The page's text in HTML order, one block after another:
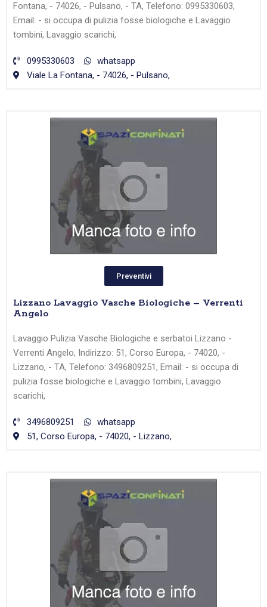
Fontana, - 74026, - Pulsano, - TA, Telefono: 0995330603,
Email: - si occupa di pulizia fosse biologiche e Lavaggio
tombini, Lavaggio scarichi,
0995330603
whatsapp
Viale La Fontana, - 74026, - Pulsano,
Preventivi
Lizzano Lavaggio Vasche Biologiche – Verrenti
Angelo
Lavaggio Pulizia Vasche Biologiche e serbatoi Lizzano -
Verrenti Angelo, Indirizzo: 51, Corso Europa, - 74020, -
Lizzano, - TA, Telefono: 3496809251, Email: - si occupa di
pulizia fosse biologiche e Lavaggio tombini, Lavaggio
scarichi,
3496809251
whatsapp
51, Corso Europa, - 74020, - Lizzano,